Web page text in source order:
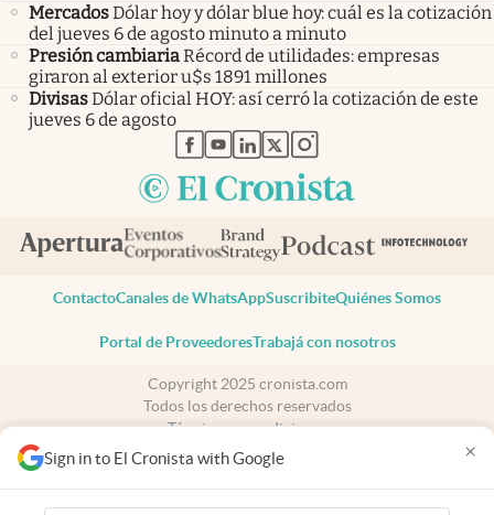
Sign in to El Cronista with Google ×
MercadosDólar hoy y dólar blue hoy: cuál es la cotización
del jueves 6 de agosto minuto a minuto
Presión cambiariaRécord de utilidades: empresas
giraron al exterior u$s 1891 millones
DivisasDólar oficial HOY: así cerró la cotización de este
jueves 6 de agosto
abre en nueva pestaña
abre en nueva pestaña
abre en nueva pestaña
abre en nueva pestaña
abre en nueva pestaña
ContactoCanales de WhatsAppSuscribiteQuiénes Somos
Portal de ProveedoresTrabajá con nosotros
Copyright 2025 cronista.com
Todos los derechos reservados
Términos y condiciones
Privacidad
Consentimiento